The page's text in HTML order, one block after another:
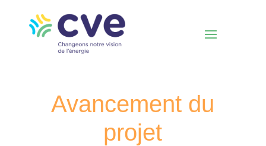
Avancement du
projet